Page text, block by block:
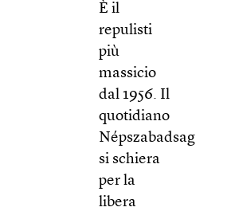
È il
repulisti
più
massicio
dal 1956. Il
quotidiano
Népszabadsag
si schiera
per la
libera